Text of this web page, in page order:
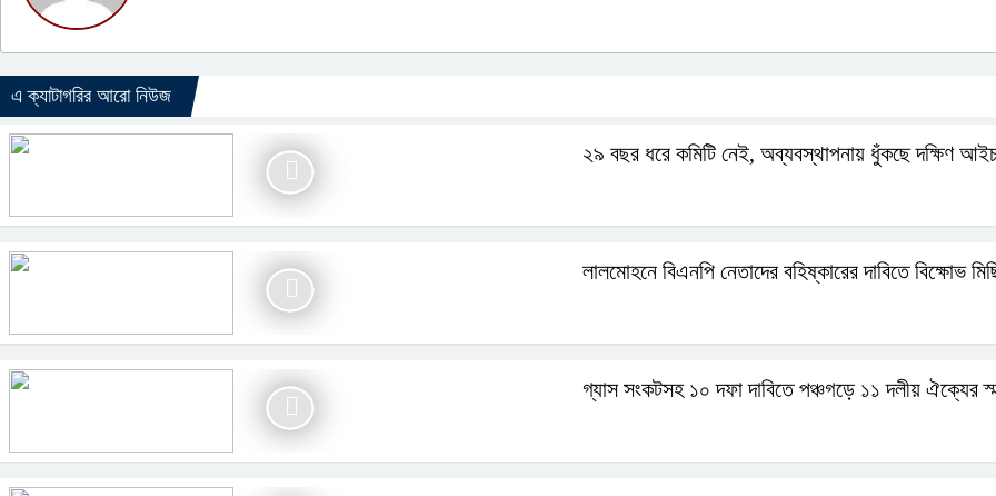
এ ক্যাটাগরির আরো নিউজ
২৯ বছর ধরে কমিটি নেই, অব্যবস্থাপনায় ধুঁকছে দক্ষিণ
লালমোহনে বিএনপি নেতাদের বহিষ্কারের দাবিতে বিক্ষোভ
গ্যাস সংকটসহ ১০ দফা দাবিতে পঞ্চগড়ে ১১ দলীয় ঐক্যের